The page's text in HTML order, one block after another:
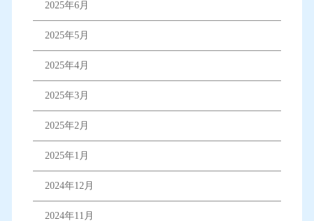
2025年6月
2025年5月
2025年4月
2025年3月
2025年2月
2025年1月
2024年12月
2024年11月